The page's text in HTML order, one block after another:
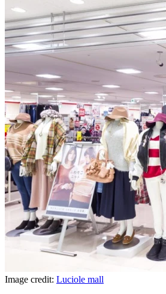
Image credit: Luciole mall